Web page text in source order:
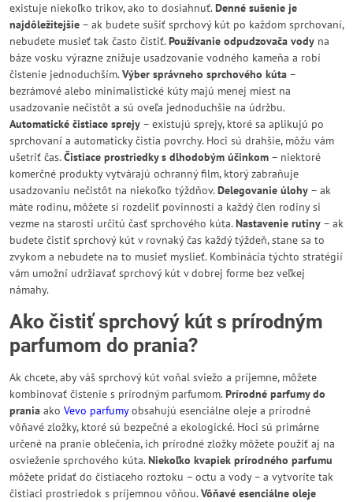
existuje niekoľko trikov, ako to dosiahnuť.Denné sušenie je
najdôležitejšie – ak budete sušiť sprchový kút po každom sprchovaní,
nebudete musieť tak často čistiť.Používanie odpudzovača vody na
báze vosku výrazne znižuje usadzovanie vodného kameňa a robí
čistenie jednoduchším.Výber správneho sprchového kúta –
bezrámové alebo minimalistické kúty majú menej miest na
usadzovanie nečistôt a sú oveľa jednoduchšie na údržbu.
Automatické čistiace sprejy – existujú sprejy, ktoré sa aplikujú po
sprchovaní a automaticky čistia povrchy. Hoci sú drahšie, môžu vám
ušetriť čas.Čistiace prostriedky s dlhodobým účinkom – niektoré
komerčné produkty vytvárajú ochranný film, ktorý zabraňuje
usadzovaniu nečistôt na niekoľko týždňov.Delegovanie úlohy – ak
máte rodinu, môžete si rozdeliť povinnosti a každý člen rodiny si
vezme na starosti určitú časť sprchového kúta.Nastavenie rutiny – ak
budete čistiť sprchový kút v rovnaký čas každý týždeň, stane sa to
zvykom a nebudete na to musieť myslieť. Kombinácia týchto stratégií
vám umožní udržiavať sprchový kút v dobrej forme bez veľkej
námahy.
Ako čistiť sprchový kút s prírodným
parfumom do prania?
Ak chcete, aby váš sprchový kút voňal sviežo a príjemne, môžete
kombinovať čistenie s prírodným parfumom.Prírodné parfumy do
prania ako Vevo parfumyobsahujú esenciálne oleje a prírodné
vôňavé zložky, ktoré sú bezpečné a ekologické. Hoci sú primárne
určené na pranie oblečenia, ich prírodné zložky môžete použiť aj na
osvieženie sprchového kúta.Niekoľko kvapiek prírodného parfumu
môžete pridať do čistiaceho roztoku – octu a vody – a vytvoríte tak
čistiaci prostriedok s príjemnou vôňou.Vôňavé esenciálne oleje